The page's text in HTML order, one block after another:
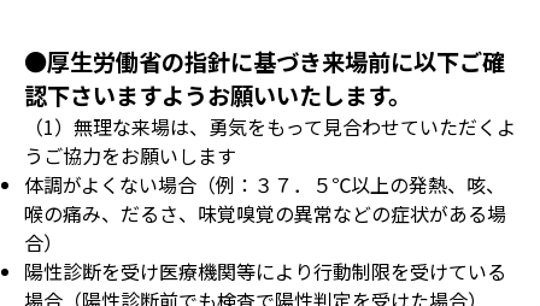
●厚生労働省の指針に基づき来場前に以下ご確
認下さいますようお願いいたします。
（1）無理な来場は、勇気をもって見合わせていただくよ
うご協力をお願いします
体調がよくない場合（例：３７．５℃以上の発熱、咳、
喉の痛み、だるさ、味覚嗅覚の異常などの症状がある場
合）
陽性診断を受け医療機関等により行動制限を受けている
場合（陽性診断前でも検査で陽性判定を受けた場合）